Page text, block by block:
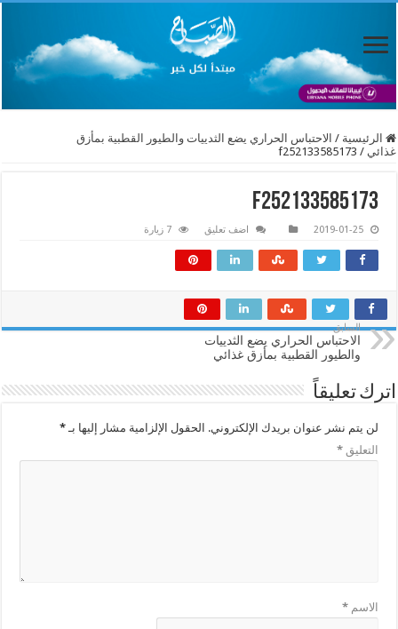
الرئيسية / الاحتباس الحراري يضع الثدييات والطيور القطبية بمأزق
غذائي /
f252133585173
f252133585173
2019-01-25 اضف تعليق 7 زيارة
السابق
الاحتباس الحراري يضع الثدييات
والطيور القطبية بمأزق غذائي
اترك تعليقاً
لن يتم نشر عنوان بريدك الإلكتروني. الحقول الإلزامية مشار إليها بـ*
التعليق*
الاسم*